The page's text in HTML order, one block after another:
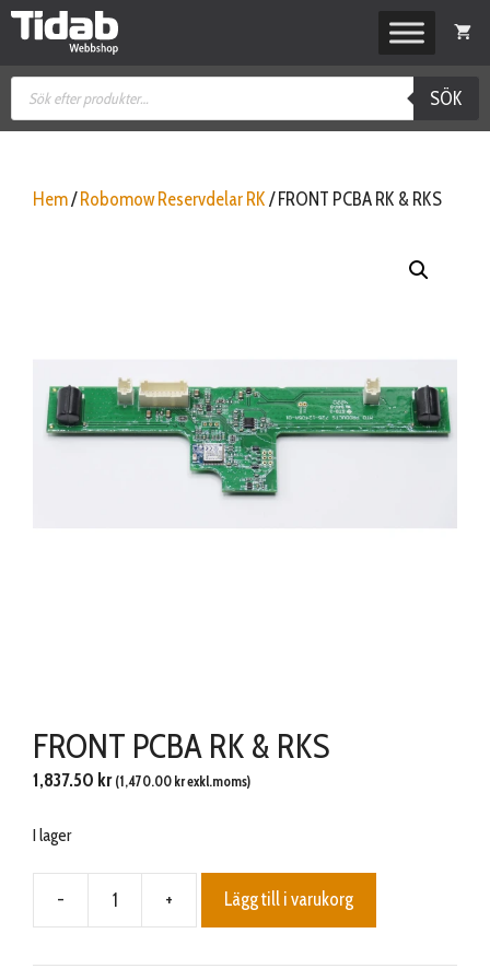
Hoppa
Produktsökning
SÖK
Hem/ Robomow Reservdelar RK / FRONT PCBA RK & RKS
FRONT PCBA RK & RKS
1,837.50 kr (1,470.00 krexkl.moms)
I lager
-
FRONT
RK
+ Lägg till i varukorg